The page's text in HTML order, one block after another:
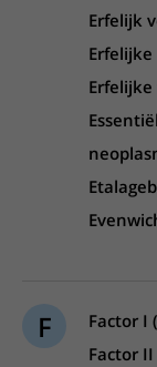
Erfelijk
F
Factor I
Factor